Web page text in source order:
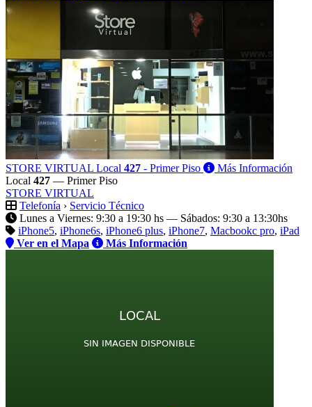
STORE VIRTUAL Local 427 - Primer Piso
Más Información
Local 427 — Primer Piso
STORE VIRTUAL
Telefonía › Servicio Técnico
Lunes a Viernes: 9:30 a 19:30 hs — Sábados: 9:30 a 13:30hs
iPhone5, iPhone6s, iPhone6 plus, iPhone7, Macbookc pro, iPad
Ver en el Mapa
Más Información